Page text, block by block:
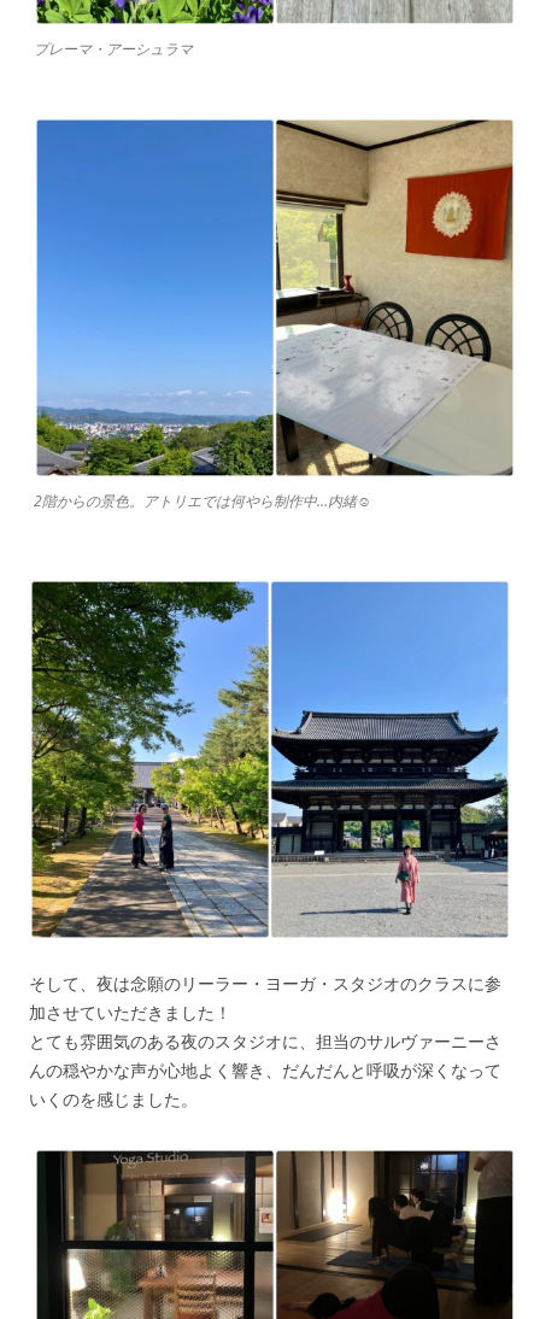
プレーマ・アーシュラマ
2階からの景色。アトリエでは何やら制作中…内緒☺︎
そして、夜は念願のリーラー・ヨーガ・スタジオのクラスに参
加させていただきました！
とても雰囲気のある夜のスタジオに、担当のサルヴァーニーさ
んの穏やかな声が心地よく響き、だんだんと呼吸が深くなって
いくのを感じました。